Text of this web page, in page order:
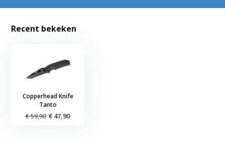
Recent bekeken
Copperhead Knife
Tanto
€ 59,90 € 47,90